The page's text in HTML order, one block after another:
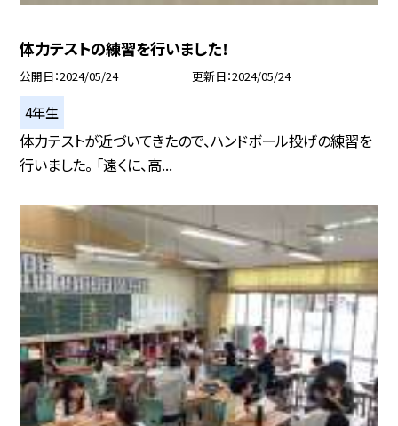
体力テストの練習を行いました！
公開日 2024/05/24 更新日 2024/05/24
4年生
体力テストが近づいてきたので、ハンドボール投げの練習を
行いました。 「遠くに、高...